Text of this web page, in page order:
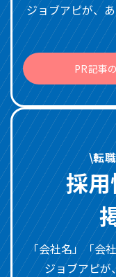
ジョブアピが、
PR記事
\転
採
「会社名」「会
ジョブアピが